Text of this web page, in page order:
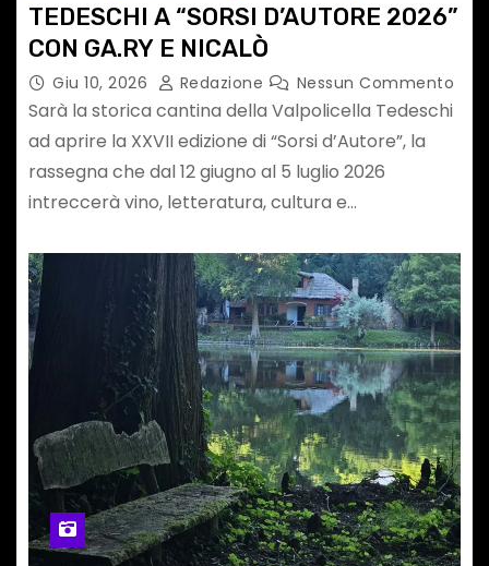
TEDESCHI A “SORSI D’AUTORE 2026”
CON GA.RY E NICALÒ
Giu 10, 2026 Redazione Nessun Commento
Sarà la storica cantina della Valpolicella Tedeschi
ad aprire la XXVII edizione di “Sorsi d’Autore”, la
rassegna che dal 12 giugno al 5 luglio 2026
intreccerà vino, letteratura, cultura e…